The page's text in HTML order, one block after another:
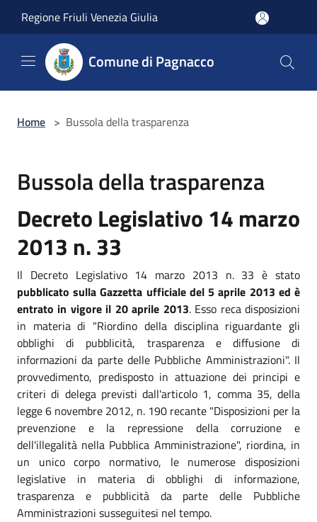
Regione Friuli Venezia Giulia
Comune di Pagnacco
Home > Bussola della trasparenza
Bussola della trasparenza
Decreto Legislativo 14 marzo
2013 n. 33
Il Decreto Legislativo 14 marzo 2013 n. 33 è stato
pubblicato sulla Gazzetta ufficiale del 5 aprile 2013 ed è
entrato in vigore il 20 aprile 2013. Esso reca disposizioni
in materia di "Riordino della disciplina riguardante gli
obblighi di pubblicità, trasparenza e diffusione di
informazioni da parte delle Pubbliche Amministrazioni". Il
provvedimento, predisposto in attuazione dei principi e
criteri di delega previsti dall'articolo 1, comma 35, della
legge 6 novembre 2012, n. 190 recante "Disposizioni per la
prevenzione e la repressione della corruzione e
dell'illegalità nella Pubblica Amministrazione", riordina, in
un unico corpo normativo, le numerose disposizioni
legislative in materia di obblighi di informazione,
trasparenza e pubblicità da parte delle Pubbliche
Amministrazioni susseguitesi nel tempo.